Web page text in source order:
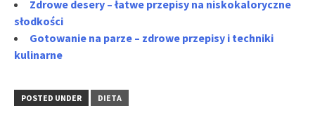
Zdrowe desery – łatwe przepisy na niskokaloryczne
słodkości
Gotowanie na parze – zdrowe przepisy i techniki
kulinarne
POSTED UNDER DIETA